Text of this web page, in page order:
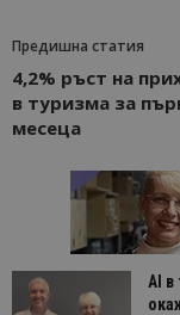
Предишна статия
4,2% ръст на
в туризма за
месеца
AI